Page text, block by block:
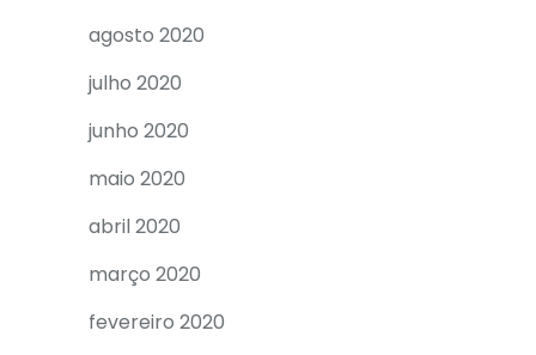
agosto 2020
julho 2020
junho 2020
maio 2020
abril 2020
março 2020
fevereiro 2020